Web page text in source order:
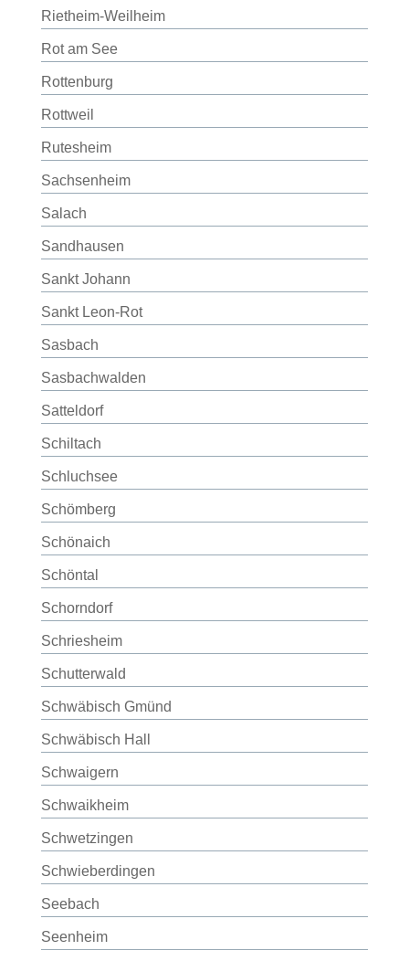
Rietheim-Weilheim
Rot am See
Rottenburg
Rottweil
Rutesheim
Sachsenheim
Salach
Sandhausen
Sankt Johann
Sankt Leon-Rot
Sasbach
Sasbachwalden
Satteldorf
Schiltach
Schluchsee
Schömberg
Schönaich
Schöntal
Schorndorf
Schriesheim
Schutterwald
Schwäbisch Gmünd
Schwäbisch Hall
Schwaigern
Schwaikheim
Schwetzingen
Schwieberdingen
Seebach
Seenheim